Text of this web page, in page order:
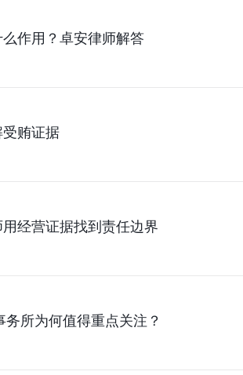
作用？卓安律师解答
贿证据
经营证据找到责任边界
所为何值得重点关注？